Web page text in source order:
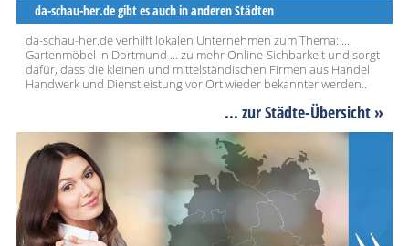
da-schau-her.de gibt es auch in anderen Städten
da-schau-her.de verhilft lokalen Unternehmen zum Thema: ...
Gartenmöbel in Dortmund ... zu mehr Online-Sichbarkeit und sorgt
dafür, dass die kleinen und mittelständischen Firmen aus Handel
Handwerk und Dienstleistung vor Ort wieder bekannter werden..
... zur Städte-Übersicht »